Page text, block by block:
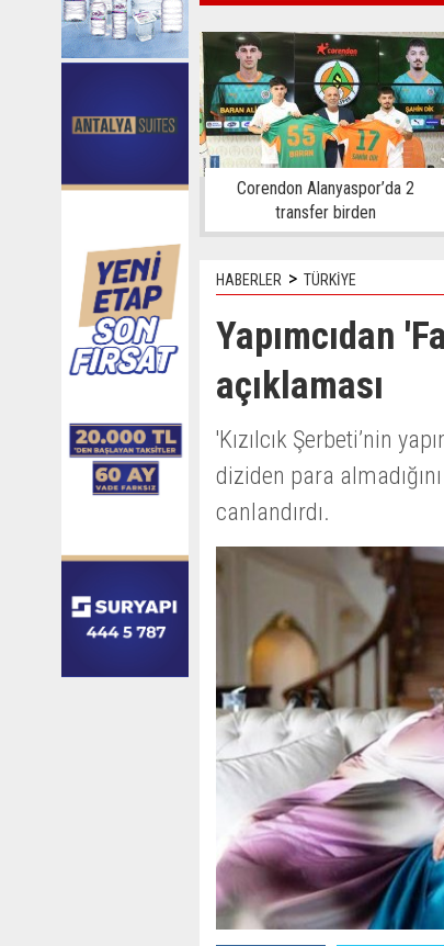
KAMPÜS SPOR GÜN'ÜN
Corendon Alanyaspor’da 2
transfer birden
HABERLER > TÜRKİYE
Yapımcıdan
açıklaması
'Kızılcık Şerbeti’nin
diziden para
canlandırdı.